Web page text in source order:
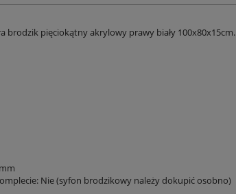
brodzik pięciokątny akrylowy prawy biały 100x80x15cm.
Nie (syfon brodzikowy należy dokupić osobno)